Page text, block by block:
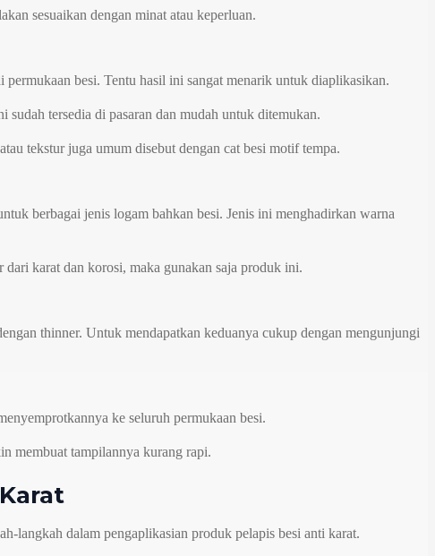
sesuaikan dengan minat atau keperluan.
besi. Tentu hasil ini sangat menarik untuk diaplikasikan.
sudah tersedia di pasaran dan mudah untuk ditemukan.
tekstur juga umum disebut dengan cat besi motif tempa.
berbagai jenis logam bahkan besi. Jenis ini menghadirkan warna
karat dan korosi, maka gunakan saja produk ini.
thinner. Untuk mendapatkan keduanya cukup dengan mengunjungi
ke seluruh permukaan besi.
membuat tampilannya kurang rapi.
langkah dalam pengaplikasian produk pelapis besi anti karat.